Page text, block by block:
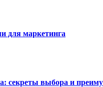
для маркетинга
секреты выбора и